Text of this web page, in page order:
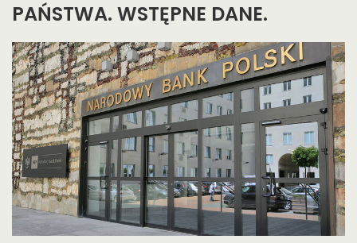
PAŃSTWA. WSTĘPNE DANE.